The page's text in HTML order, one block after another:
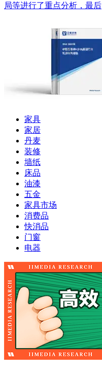
局等进行了重点分析，最后
家具
家居
丹麦
装修
墙纸
床品
油漆
五金
家具市场
消费品
快消品
门窗
电器